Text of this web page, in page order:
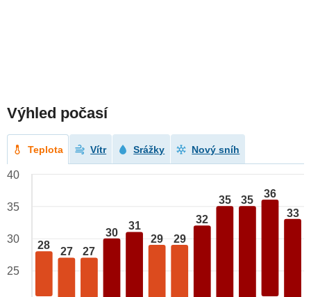
Výhled počasí
Teplota Vítr Srážky Nový sníh
28
27 27
30
31
29 29
32
35 35
36
33
40
35
30
25